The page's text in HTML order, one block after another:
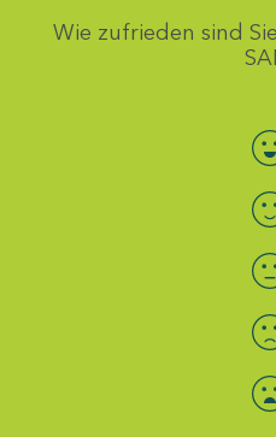
Wie zufrieden sind